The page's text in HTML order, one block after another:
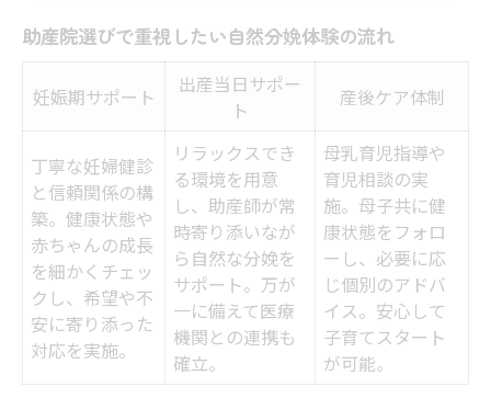
心身の回復を助ける産後ケア事情とは
産後ケアの種類と助産院で選べるサービス
助産院の宿泊型・日帰り型ケアの違い
心身のリフレッシュを促す助産院の工夫
産後ケアを通じた家族のサポート体制
助産院が大切にする産後の心のケア
助産院による妊娠中からの寄り添い支援
妊娠期から始まる助産院の一貫サポート
助産院で受ける妊婦健診と相談サービス
妊娠中の不安を和らげる助産院の役割
助産院選びで重視したい自然分娩体験の流れ
妊娠期サポート
出産当日サポー
ト
産後ケア体制
丁寧な妊婦健診
と信頼関係の構
築。健康状態や
赤ちゃんの成長
を細かくチェッ
クし、希望や不
安に寄り添った
対応を実施。
リラックスでき
る環境を用意
し、助産師が常
時寄り添いなが
ら自然な分娩を
サポート。万が
一に備えて医療
機関との連携も
確立。
母乳育児指導や
育児相談の実
施。母子共に健
康状態をフォロ
ーし、必要に応
じ個別のアドバ
イス。安心して
子育てスタート
が可能。